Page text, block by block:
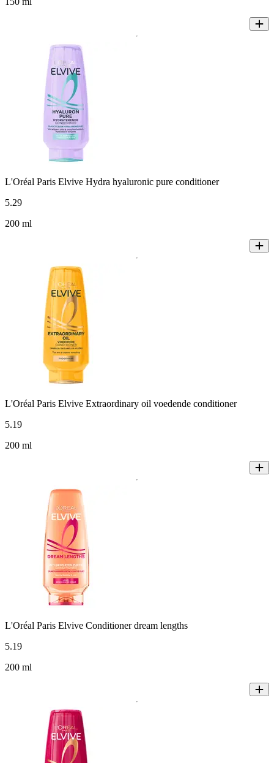
L'Oréal Paris Elvive Hydra hyaluronic pure conditioner
5.29
200 ml
L'Oréal Paris Elvive Extraordinary oil voedende conditioner
5.19
200 ml
L'Oréal Paris Elvive Conditioner dream lengths
5.19
200 ml